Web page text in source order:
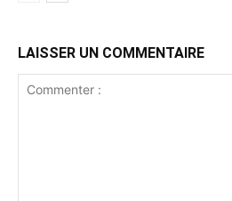
LAISSER UN COMMENTAIRE